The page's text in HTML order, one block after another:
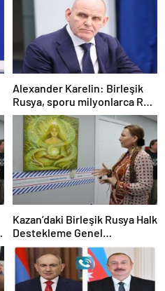
Alexander Karelin: Birleşik
Rusya, sporu milyonlarca Rus
için erişilebilir kılıyor
Kazan’daki Birleşik Rusya Halk
Destekleme Genel
Merkezi’nde felsefi
resimlerden oluşan bir sergi
açıldı